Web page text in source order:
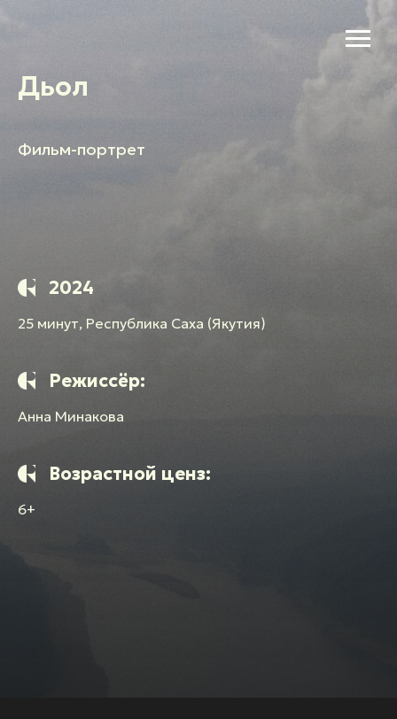
Дьол
Фильм-портрет
2024
25 минут, Республика Саха (Якутия)
Режиссёр:
Анна Минакова
Возрастной ценз:
6+